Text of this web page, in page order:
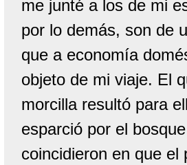
me junté a los de mi
por lo demás, son de
que a economía
objeto de mi viaje. El
morcilla resultó para
esparció por el
coincidieron en que